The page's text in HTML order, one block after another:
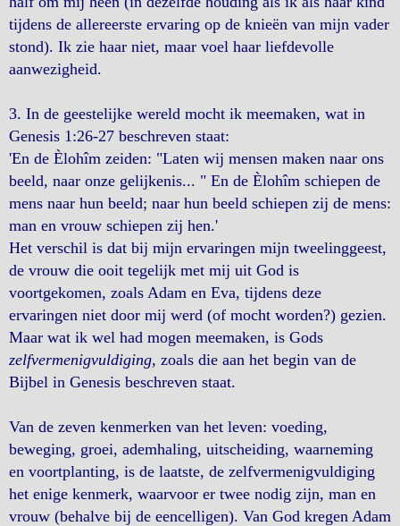
tijdens de allereerste ervaring op de knieën van mijn vader
stond). Ik zie haar niet, maar voel haar liefdevolle
aanwezigheid.
3. In de geestelijke wereld mocht ik meemaken, wat in
Genesis 1:26-27 beschreven staat:
'En de Èlohîm zeiden: "Laten wij mensen maken naar ons
beeld, naar onze gelijkenis... " En de Èlohîm schiepen de
mens naar hun beeld; naar hun beeld schiepen zij de mens:
man en vrouw schiepen zij hen.'
Het verschil is dat bij mijn ervaringen mijn tweelinggeest,
de vrouw die ooit tegelijk met mij uit God is
voortgekomen, zoals Adam en Eva, tijdens deze
ervaringen niet door mij werd (of mocht worden?) gezien.
Maar wat ik wel had mogen meemaken, is Gods
zelfvermenigvuldiging, zoals die aan het begin van de
Bijbel in Genesis beschreven staat.
Van de zeven kenmerken van het leven: voeding,
beweging, groei, ademhaling, uitscheiding, waarneming
en voortplanting, is de laatste, de zelfvermenigvuldiging
het enige kenmerk, waarvoor er twee nodig zijn, man en
vrouw (behalve bij de eencelligen). Van God kregen Adam